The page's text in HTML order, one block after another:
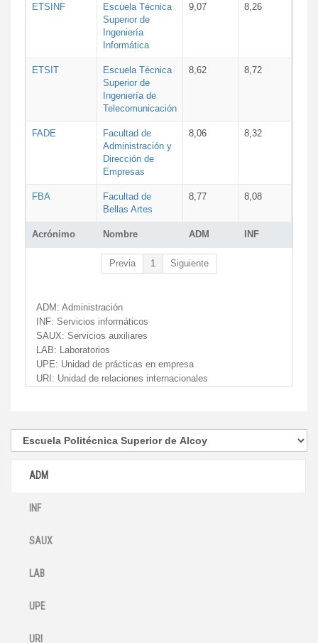
Acrónimo Nombre ADM INF
ETSINF
Escuela Técnica
Superior de
Ingeniería
Informática
9,07 8,26
ETSIT
Escuela Técnica
Superior de
Ingeniería de
Telecomunicación
8,62 8,72
FADE
Facultad de
Administración y
Dirección de
Empresas
8,06 8,32
FBA
Facultad de
Bellas Artes
8,77 8,08
Previa 1 Siguiente
ADM: Administración
INF: Servicios informáticos
SAUX: Servicios auxiliares
LAB: Laboratorios
UPE: Unidad de prácticas en empresa
URI: Unidad de relaciones internacionales
ADM
INF
SAUX
LAB
UPE
URI